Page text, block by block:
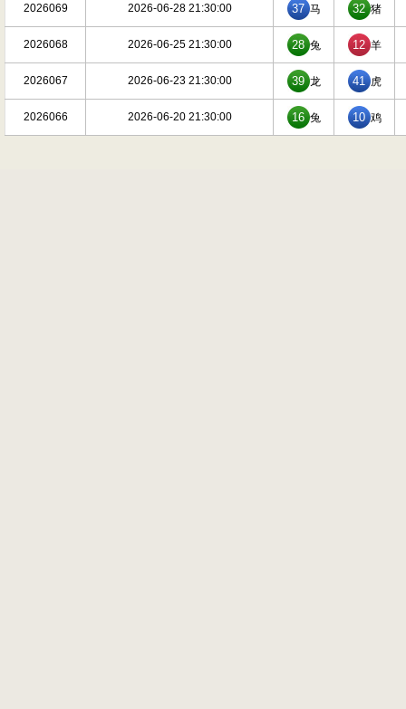
2026069 2026-06-28 21:30:00 37 马 32 猪
2026068 2026-06-25 21:30:00 28 兔 12 羊
2026067 2026-06-23 21:30:00 39 龙 41 虎
2026066 2026-06-20 21:30:00 16 兔 10 鸡